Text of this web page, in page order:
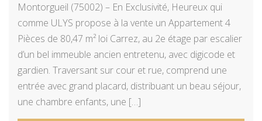
Montorgueil (75002) – En Exclusivité, Heureux qui
comme ULYS propose à la vente un Appartement 4
Pièces de 80,47 m² loi Carrez, au 2e étage par escalier
d’un bel immeuble ancien entretenu, avec digicode et
gardien. Traversant sur cour et rue, comprend une
entrée avec grand placard, distribuant un beau séjour,
une chambre enfants, une […]